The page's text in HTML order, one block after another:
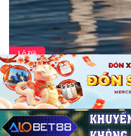
Lô Đề
Mơ thấy vịt ngỗng
con số may mắn
30/05/2026